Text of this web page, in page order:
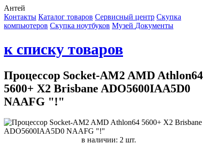
Антей
Контакты Каталог товаров Сервисный центр Cкупка
компьютеров Cкупка ноутбуков Музей Документы
к списку товаров
Процессор Socket-AM2 AMD Athlon64
5600+ X2 Brisbane ADO5600IAA5D0
NAAFG "!"
в наличии: 2 шт.